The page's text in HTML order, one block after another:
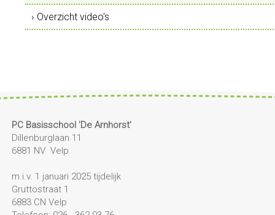
› Overzicht video's
PC Basisschool 'De Arnhorst'
Dillenburglaan 11
6881 NV Velp
m.i.v. 1 januari 2025 tijdelijk
Gruttostraat 1
6883 CN Velp